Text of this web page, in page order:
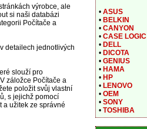
výrobce, ale
si naši databázi
Počítače a
detailech jednotlivých
slouží pro
záložce Počítače a
položit svůj vlastní
s jejichž pomocí
a užitek ze správné
• ASUS
• BELKIN
• CANYON
• CASE LOGIC
• DELL
• DICOTA
• GENIUS
• HAMA
• HP
• LENOVO
• OEM
• SONY
• TOSHIBA